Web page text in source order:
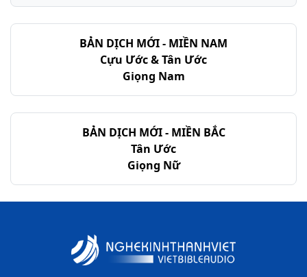
Rô-ma - Chương 16BẢN DỊCH MỚI - MIỀN NAM
Cựu Ước & Tân Ước
Giọng Nam
BẢN DỊCH MỚI - MIỀN BẮC
Tân Ước
Giọng Nữ